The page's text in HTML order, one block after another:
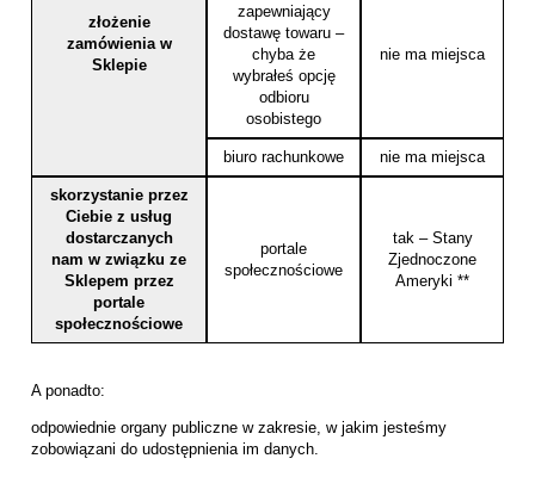
złożenie
zamówienia w
Sklepie
zapewniający
dostawę towaru –
chyba że
wybrałeś opcję
odbioru
osobistego
nie ma miejsca
biuro rachunkowe nie ma miejsca
skorzystanie przez
Ciebie z usług
dostarczanych
nam w związku ze
Sklepem przez
portale
społecznościowe
portale
społecznościowe
tak – Stany
Zjednoczone
Ameryki **
A ponadto:
odpowiednie organy publiczne w zakresie, w jakim jesteśmy
zobowiązani do udostępnienia im danych.